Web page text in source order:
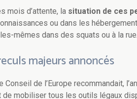
mois d’attente, la situation de ces
ou dans les
mêmes dans des squats ou à la rue.
majeurs annoncés
Conseil de l’Europe recommandait,
de mobiliser tous les outils légaux